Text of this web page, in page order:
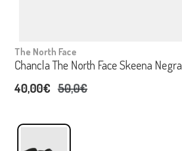
The North Face
Chancla The North Face Skeena Negra
40,00€ 50,0€